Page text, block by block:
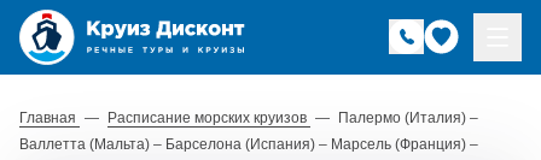
Главная — Расписание морских круизов — Палермо (Италия) –
Валлетта (Мальта) – Барселона (Испания) – Марсель (Франция) –